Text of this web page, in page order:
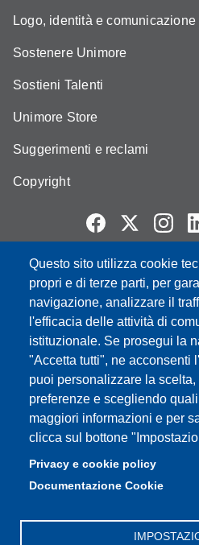
Questo sito utilizza cookie
propri e di terze parti, per
navigazione, analizzare il
l'efficacia delle attività di
istituzionale. Se prosegui la
"Accetta tutti", ne acconsenti
puoi personalizzare la
preferenze e scegliendo
maggiori informazioni e per
clicca sul bottone
Privacy e cookie policy
Documentazione Cookie
Logo, identità e
Sostenere Unimore
Sostieni Talenti
Unimore Store
Suggerimenti e reclami
Copyright
Partita IVA: 00427620364
e-mail: urp@unimore.it
PEC: primo contatto:
Indirizzo ReGIndE per notifica Atti
direzionelegale@pec.unimore.it
Sede di Modena: Via Università
2056511 - Fax 059 245156
Sede di Reggio Emilia: Viale A.
Emilia, Tel. 0522 523041 - Fax